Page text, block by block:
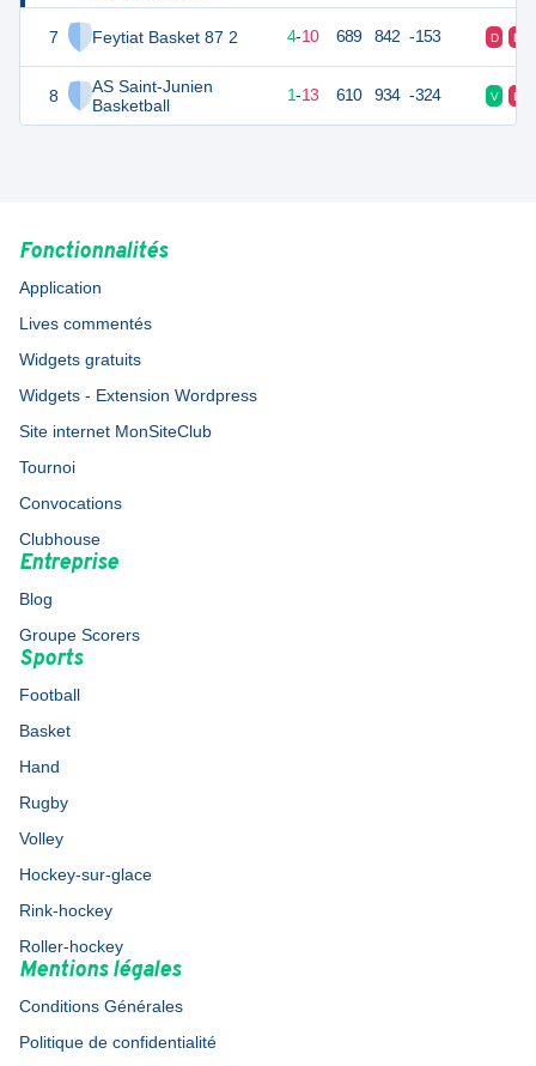
7 Feytiat Basket 87 2
8
AS Saint-Junien
Basketball
18 4-10 689 842 -153 D D
15 1-13 610 934 -324 V D
Fonctionnalités
Application
Lives commentés
Widgets gratuits
Widgets - Extension Wordpress
Site internet MonSiteClub
Tournoi
Convocations
Clubhouse
Entreprise
Blog
Groupe Scorers
Sports
Football
Basket
Hand
Rugby
Volley
Hockey-sur-glace
Rink-hockey
Roller-hockey
Mentions légales
Conditions Générales
Politique de confidentialité